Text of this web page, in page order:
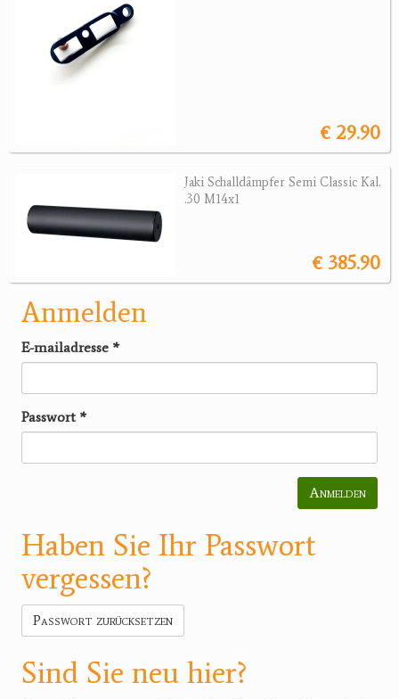
€ 29.90
Jaki Schalldämpfer Semi Classic Kal.
.30 M14x1
€ 385.90
Anmelden
E-mailadresse *
Passwort *
Anmelden
Haben Sie Ihr Passwort
vergessen?
Passwort zurücksetzen
Sind Sie neu hier?